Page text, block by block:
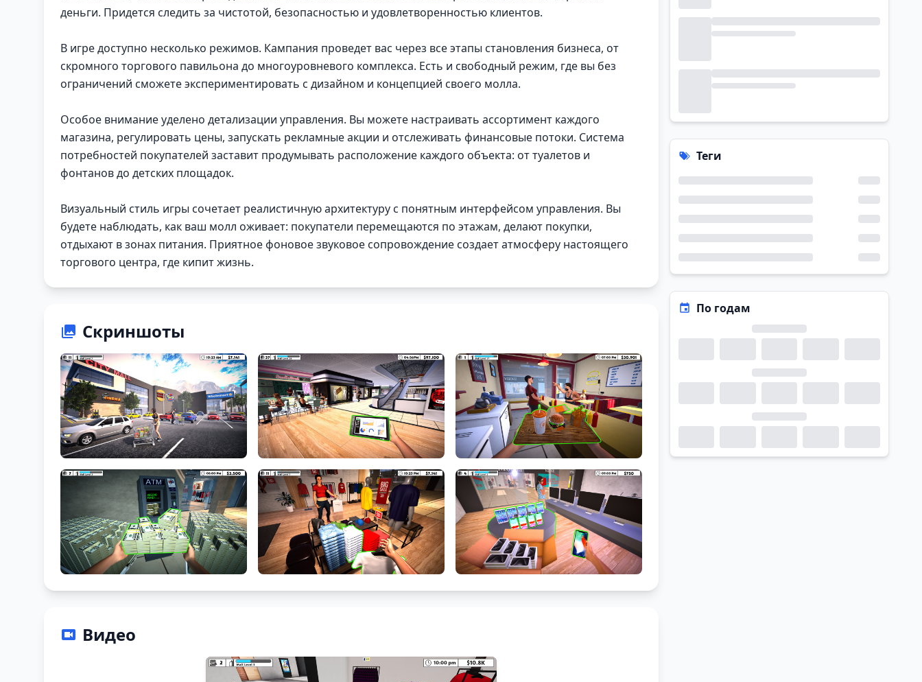
деньги. Придется следить за чистотой, безопасностью и удовлетворенностью клиентов.
В игре доступно несколько режимов. Кампания проведет вас через все этапы становления бизнеса, от
скромного торгового павильона до многоуровневого комплекса. Есть и свободный режим, где вы без
ограничений сможете экспериментировать с дизайном и концепцией своего молла.
Особое внимание уделено детализации управления. Вы можете настраивать ассортимент каждого
магазина, регулировать цены, запускать рекламные акции и отслеживать финансовые потоки. Система
потребностей покупателей заставит продумывать расположение каждого объекта: от туалетов и
фонтанов до детских площадок.
Визуальный стиль игры сочетает реалистичную архитектуру с понятным интерфейсом управления. Вы
будете наблюдать, как ваш молл оживает: покупатели перемещаются по этажам, делают покупки,
отдыхают в зонах питания. Приятное фоновое звуковое сопровождение создает атмосферу настоящего
торгового центра, где кипит жизнь.
Скриншоты
Видео
Теги
По годам